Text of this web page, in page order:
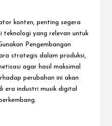
konten, penting segera
teknologi yang relevan untuk
Pengembangan
strategis dalam produksi,
agar hasil maksimal
perubahan ini akan
era industri musik digital